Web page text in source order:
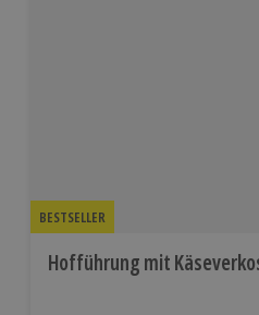
BESTSELLER
Hofführung mit